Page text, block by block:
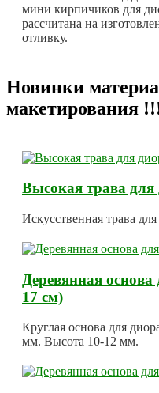
мини кирпичиков для
рассчитана на
отливку.
Новинки
макетирования
Высокая трава
Искусственная трава
Деревянная
17 см)
Круглая основа для
мм. Высота 10-12 мм.